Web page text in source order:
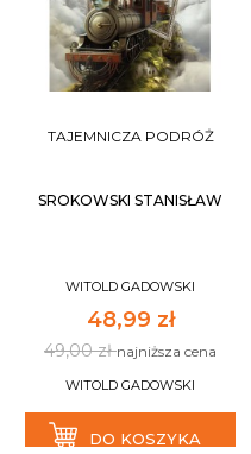
TAJEMNICZA PODRÓŻ
SROKOWSKI STANISŁAW
WITOLD GADOWSKI
48,99 zł
49,00 złnajniższa cena
WITOLD GADOWSKI
DO KOSZYKA